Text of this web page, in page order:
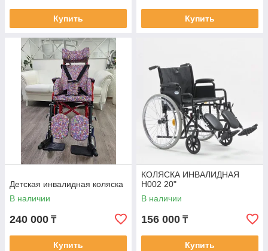
Купить Купить
Детская инвалидная коляска
В наличии
240 000 ₸
Купить
КОЛЯСКА ИНВАЛИДНАЯ
Н002 20"
В наличии
156 000 ₸
Купить